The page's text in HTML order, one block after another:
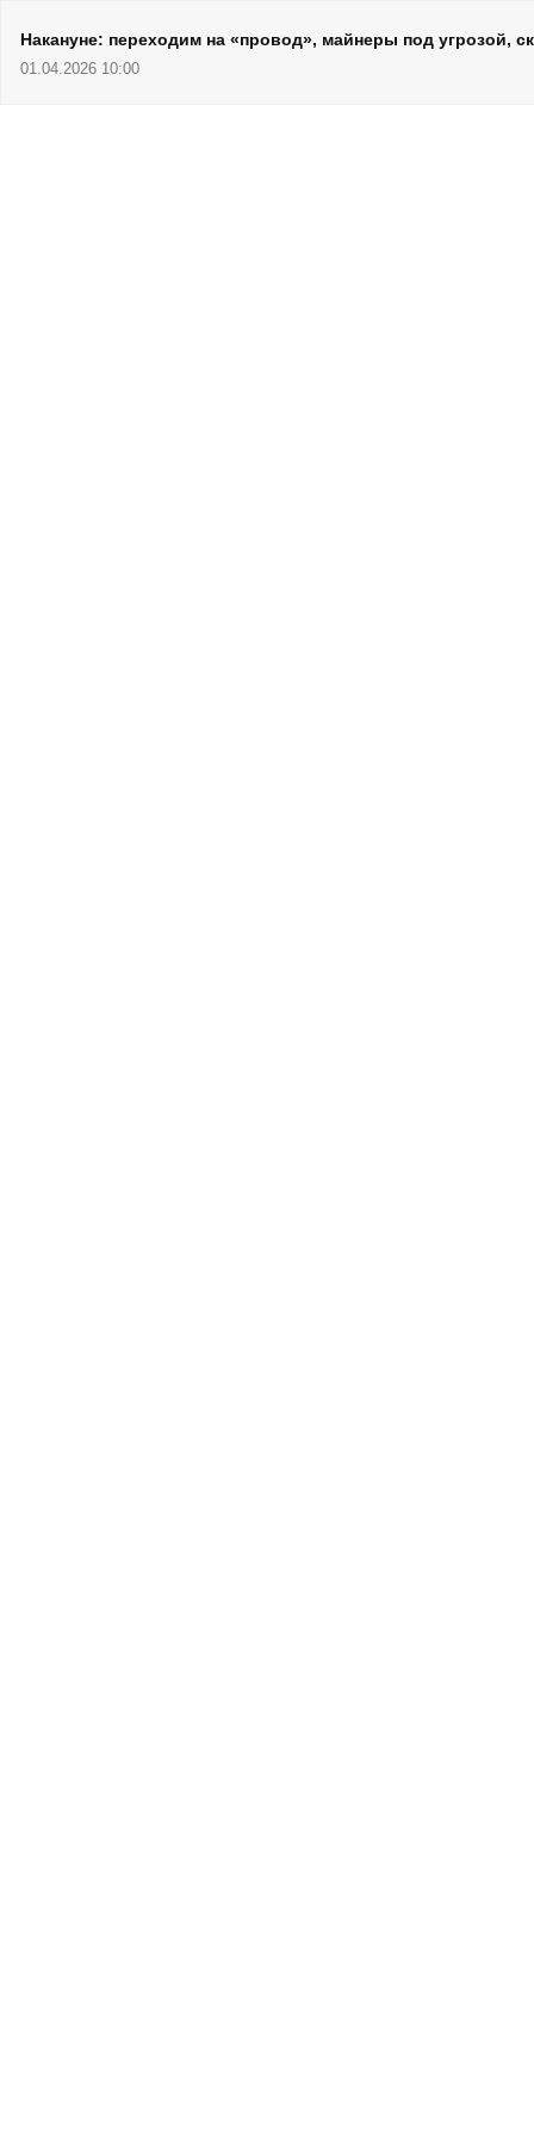
Накануне: переходим на «провод», майнеры под угрозой,
01.04.2026 10:00